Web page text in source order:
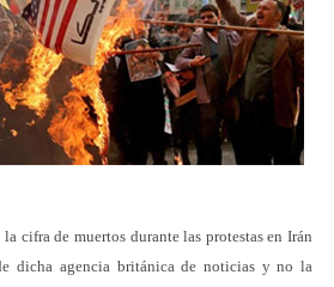
cifra de muertos durante las protestas en Irán
dicha agencia británica de noticias y no la